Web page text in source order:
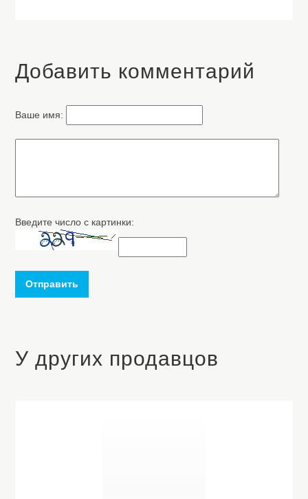
Добавить комментарий
Ваше имя:
Введите число с картинки:
Отправить
У других продавцов